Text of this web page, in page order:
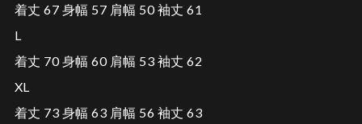
着丈 67 身幅 57 肩幅 50 袖丈 61
L
着丈 70 身幅 60 肩幅 53 袖丈 62
XL
着丈 73 身幅 63 肩幅 56 袖丈 63